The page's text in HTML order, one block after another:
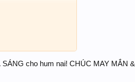
cho hum nai! CHÚC MAY MẮN &